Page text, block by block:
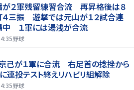
２軍残留練習合流 再昇格後は８
三振 遊撃では元山が１２試合連
中 １軍には湯浅が合流
野球
己が１軍に合流 右足首の捻挫から
連投テスト終えリハビリ組解除
野球